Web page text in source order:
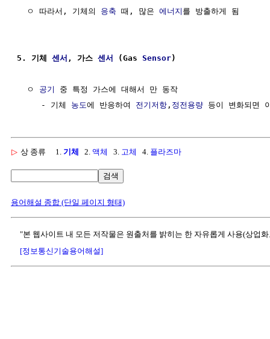
  ㅇ 따라서, 기체의
응축 때, 많은 에너지 를 방출하게 됨
5. 기체 센서 , 가스 센서 (Gas Sensor)
  ㅇ
공기
중 특정 가스에 대해서 만 동작
     - 기체
농도에 반응하여 전기저항 , 정전용량
▷ 상 종류 1. 기체 2. 액체 3. 고체 4. 플라즈마
검색
용어해설 종합 (단일 페이지 형태)
"본 웹사이트 내 모든 저작물은 원출처를 밝히는 한 자유롭게 사용(상업
[정보통신기술용어해설]